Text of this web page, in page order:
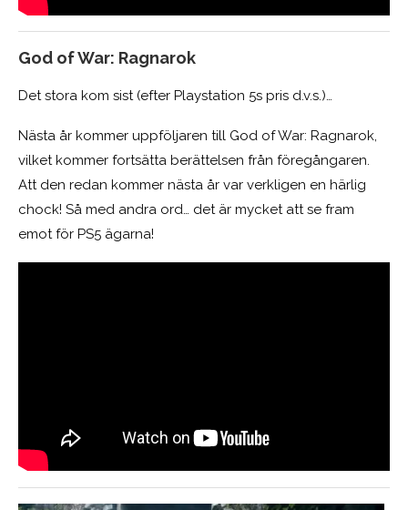
God of War: Ragnarok
Det stora kom sist (efter Playstation 5s pris d.v.s.)…
Nästa år kommer uppföljaren till God of War: Ragnarok,
vilket kommer fortsätta berättelsen från föregångaren.
Att den redan kommer nästa år var verkligen en härlig
chock! Så med andra ord… det är mycket att se fram
emot för PS5 ägarna!